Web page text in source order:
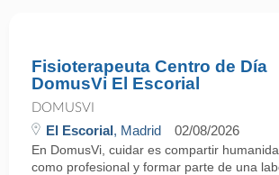
Fisioterapeuta Centro de Día
DomusVi El Escorial
DOMUSVI
El Escorial, Madrid 02/08/2026
En DomusVi, cuidar es compartir
como profesional y formar parte de una